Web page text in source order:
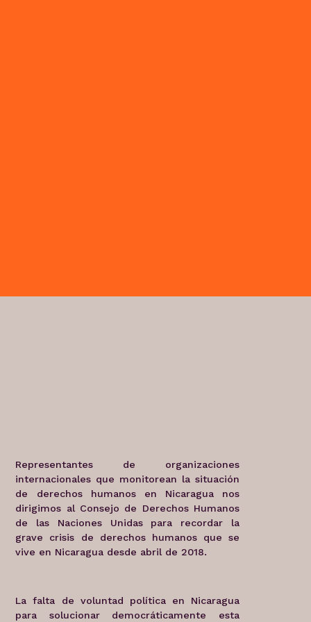
Representantes de organizaciones
internacionales que monitorean la situación
de derechos humanos en Nicaragua nos
dirigimos al Consejo de Derechos Humanos
de las Naciones Unidas para recordar la
grave crisis de derechos humanos que se
vive en Nicaragua desde abril de 2018.
La falta de voluntad política en Nicaragua
para solucionar democráticamente esta